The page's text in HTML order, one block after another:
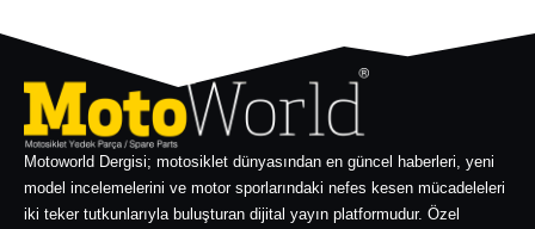
Motoworld Dergisi; motosiklet dünyasından en güncel haberleri, yeni
model incelemelerini ve motor sporlarındaki nefes kesen mücadeleleri
iki teker tutkunlarıyla buluşturan dijital yayın platformudur. Özel